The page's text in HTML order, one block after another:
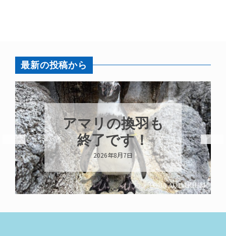
最新の投稿から
アマリの換羽も
終了です！
2026年8月7日